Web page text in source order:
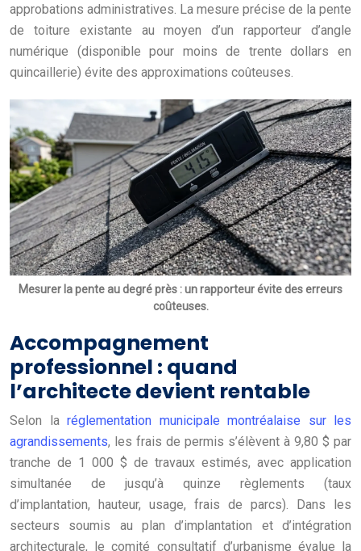
approbations administratives. La mesure précise de la pente
de toiture existante au moyen d’un rapporteur d’angle
numérique (disponible pour moins de trente dollars en
quincaillerie) évite des approximations coûteuses.
Mesurer la pente au degré près : un rapporteur évite des erreurs
coûteuses.
Accompagnement
professionnel : quand
l’architecte devient rentable
Selon la réglementation municipale montréalaise sur les
agrandissements, les frais de permis s’élèvent à 9,80 $ par
tranche de 1 000 $ de travaux estimés, avec application
simultanée de jusqu’à quinze règlements (taux
d’implantation, hauteur, usage, frais de parcs). Dans les
secteurs soumis au plan d’implantation et d’intégration
architecturale, le comité consultatif d’urbanisme évalue la